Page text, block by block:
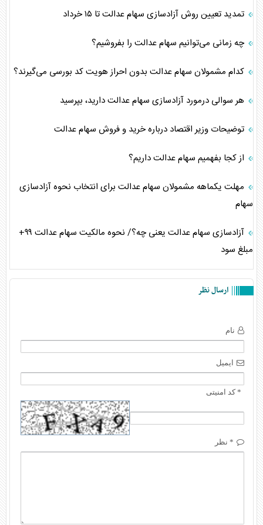
تمدید تعیین روش آزادسازی سهام عدالت تا ۱۵ خرداد
چه زمانی می‌توانیم سهام عدالت را بفروشیم؟
کدام مشمولان سهام عدالت بدون احراز هویت کد بورسی می‌گیرند؟
هر سوالی درمورد آزادسازی سهام عدالت دارید، بپرسید
توضیحات وزیر اقتصاد درباره خرید و فروش سهام عدالت
از کجا بفهمیم سهام عدالت داریم؟
مهلت یکماهه مشمولان سهام عدالت برای انتخاب نحوه آزادسازی
سهام
آزادسازی سهام عدالت یعنی چه؟/ نحوه مالکیت سهام عدالت ۹۹+
مبلغ سود
ارسال نظر
نام
ایمیل
* کد امنیتی
* نظر